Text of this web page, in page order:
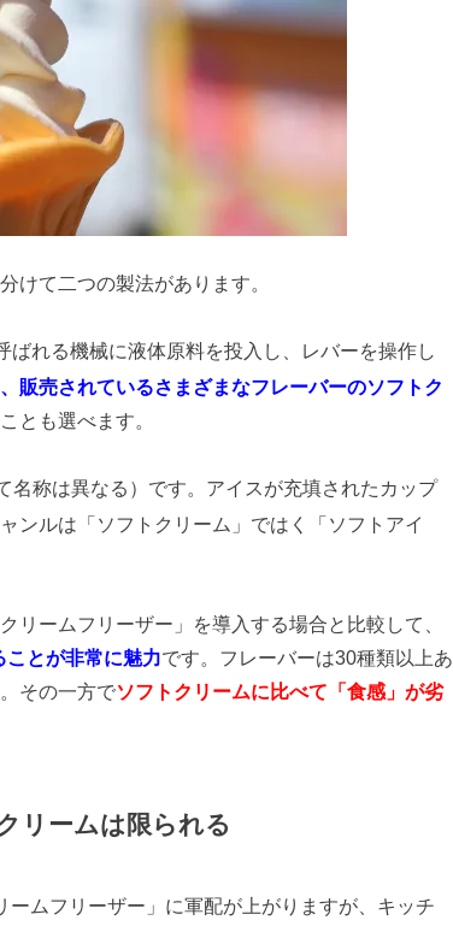
けて二つの製法があります。
ばれる機械に液体原料を投入し、レバーを操作し
販売されているさまざまなフレーバーのソフトク
とも選べます。
名称は異なる）です。アイスが充填されたカップ
ンルは「ソフトクリーム」ではく「ソフトアイ
リームフリーザー」を導入する場合と比較して、
とが非常に魅力です。フレーバーは30種類以上あ
その一方でソフトクリームに比べて「食感」が劣
リームは限られる
ムフリーザー」に軍配が上がりますが、キッチ